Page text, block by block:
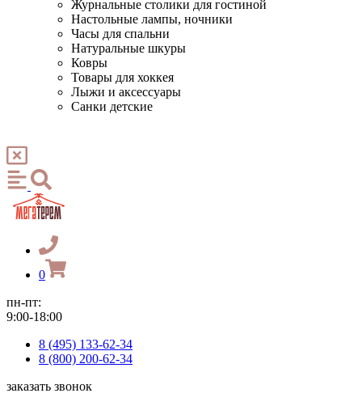
Журнальные столики для гостиной
Настольные лампы, ночники
Часы для спальни
Натуральные шкуры
Ковры
Товары для хоккея
Лыжи и аксессуары
Санки детские
0
пн-пт:
9:00-18:00
8 (495) 133-62-34
8 (800) 200-62-34
заказать звонок